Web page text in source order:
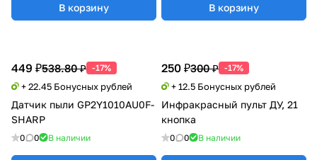
В корзину В корзину
449 ₽538.80 ₽ -17%
+ 22.45 Бонусных рублей
Датчик пыли GP2Y1010AU0F-
SHARP
0 0 В наличии
250 ₽300 ₽ -17%
+ 12.5 Бонусных рублей
Инфракрасный пульт ДУ, 21
кнопка
0 0 В наличии